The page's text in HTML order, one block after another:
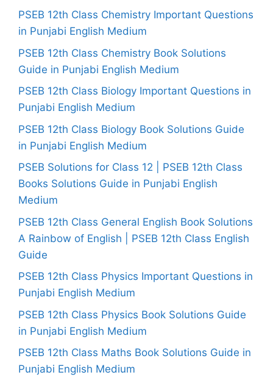
PSEB 12th Class Chemistry Important Questions
in Punjabi English Medium
PSEB 12th Class Chemistry Book Solutions
Guide in Punjabi English Medium
PSEB 12th Class Biology Important Questions in
Punjabi English Medium
PSEB 12th Class Biology Book Solutions Guide
in Punjabi English Medium
PSEB Solutions for Class 12 | PSEB 12th Class
Books Solutions Guide in Punjabi English
Medium
PSEB 12th Class General English Book Solutions
A Rainbow of English | PSEB 12th Class English
Guide
PSEB 12th Class Physics Important Questions in
Punjabi English Medium
PSEB 12th Class Physics Book Solutions Guide
in Punjabi English Medium
PSEB 12th Class Maths Book Solutions Guide in
Punjabi English Medium